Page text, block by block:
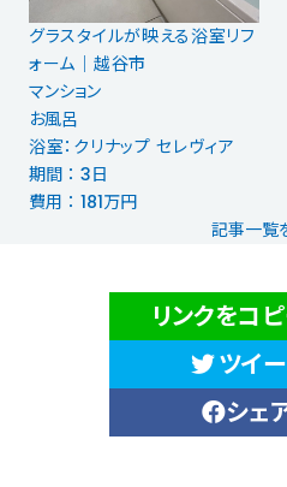
グラスタイルが映える浴室リフ
ォーム│越谷市
マンション
お風呂
浴室：クリナップ セレヴィア
期間 ： 3日
費用 ： 181万円
記事一覧
リンクをコ
ツイ
シェ